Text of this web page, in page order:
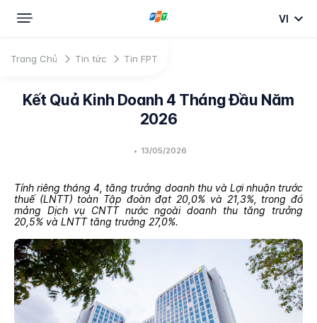
VI
Trang Chủ Tin tức Tin FPT
Kết Quả Kinh Doanh 4 Tháng Đầu Năm
2026
• 13/05/2026
Tính riêng tháng 4, tăng trưởng doanh thu và Lợi nhuận trước
thuế (LNTT) toàn Tập đoàn đạt 20,0% và 21,3%, trong đó
mảng Dịch vụ CNTT nước ngoài doanh thu tăng trưởng
20,5% và LNTT tăng trưởng 27,0%.